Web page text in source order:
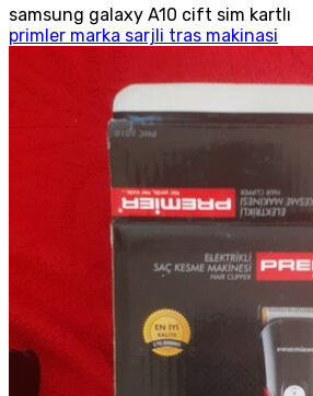
samsung galaxy A10 cift sim kartlı
primler marka sarjli tras makinasi